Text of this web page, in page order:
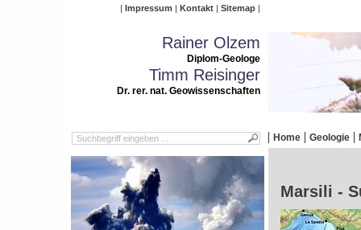
Impressum Kontakt Sitemap
Rainer Olzem
Diplom-Geologe
Timm Reisinger
Dr. rer. nat. Geowissenschaften
Home Geologie
Marsili -